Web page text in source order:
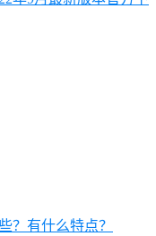
？有什么特点？